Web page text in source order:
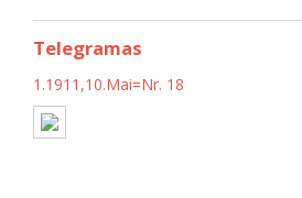
Telegramas
1.1911,10.Mai=Nr. 18